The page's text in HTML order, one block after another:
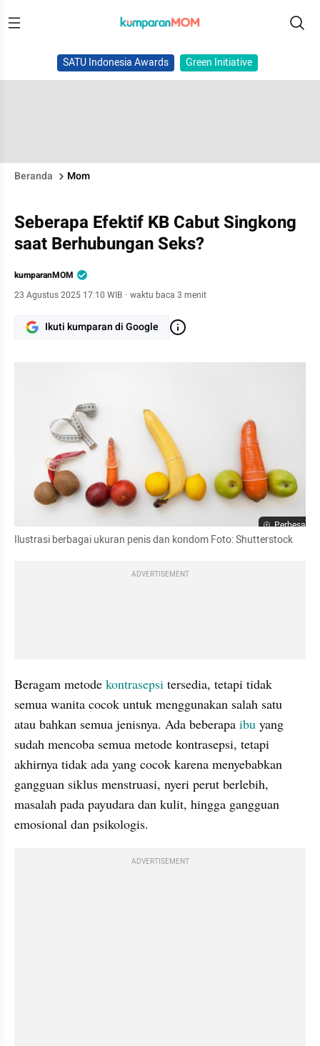
SATU Indonesia Awards Green Initiative
Beranda Mom
Seberapa Efektif KB Cabut Singkong
saat Berhubungan Seks?
kumparanMOM
23 Agustus 2025 17:10 WIB · waktu baca 3 menit
Ikuti kumparan di Google
Perbesar
Ilustrasi berbagai ukuran penis dan kondom Foto: Shutterstock
ADVERTISEMENT
Beragam metode kontrasepsi tersedia, tetapi tidak
semua wanita cocok untuk menggunakan salah satu
atau bahkan semua jenisnya. Ada beberapa ibu yang
sudah mencoba semua metode kontrasepsi, tetapi
akhirnya tidak ada yang cocok karena menyebabkan
gangguan siklus menstruasi, nyeri perut berlebih,
masalah pada payudara dan kulit, hingga gangguan
emosional dan psikologis.
ADVERTISEMENT